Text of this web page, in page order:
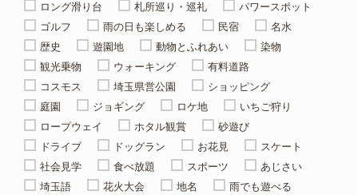
ロング滑り台
札所巡り・巡礼
パワースポット
ゴルフ
雨の日も楽しめる 民宿
名水
歴史
遊園地 動物とふれあい
染物
観光乗物
ウォーキング
有料道路
コスモス
埼玉県営公園
ショッピング
庭園
ジョギング ロケ地
いちご狩り
ロープウェイ
ホタル観賞
砂遊び
ドライブ
ドッグラン お花見
スケート
社会見学
食べ放題 スポーツ
あじさい
埼玉語
花火大会 地名
雨でも遊べる